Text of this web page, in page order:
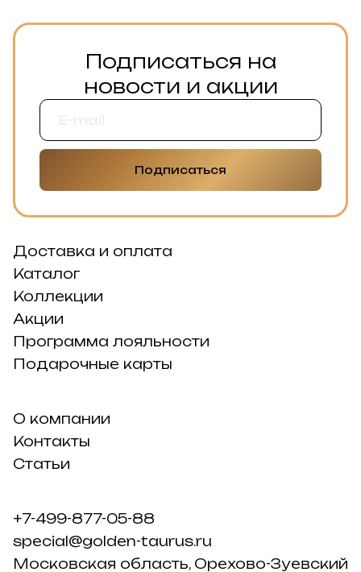
Подписаться на
новости и акции
Подписаться
Доставка и оплата
Каталог
Коллекции
Акции
Программа лояльности
Подарочные карты
О компании
Контакты
Статьи
+7-499-877-05-88
special@golden-taurus.ru
Московская область, Орехово-Зуевский